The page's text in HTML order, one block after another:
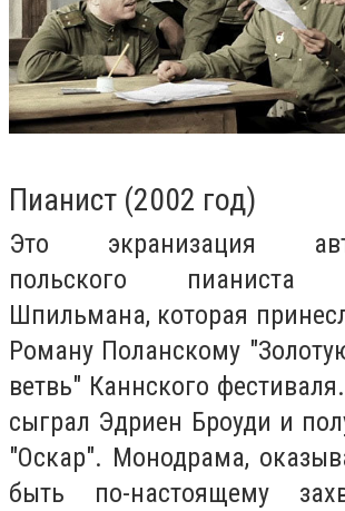
Пианист (2002 год)
Это экранизация
польского пианиста
Шпильмана, которая
Роману Поланскому
ветвь" Каннского
сыграл Эдриен Броуди и
"Оскар". Монодрама,
быть по-настоящему